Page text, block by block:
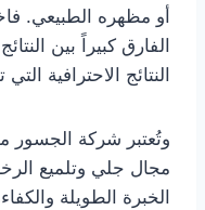
أو مظهره الطبيعي.
الفارق كبيراً بين
النتائج الاحترافية
وتُعتبر شركة الجسور
مجال جلي وتلميع
الخبرة الطويلة